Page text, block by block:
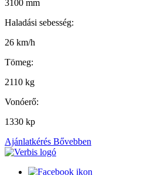
3100 mm
Haladási sebesség:
26 km/h
Tömeg:
2110 kg
Vonóerő:
1330 kp
Ajánlatkérés Bővebben